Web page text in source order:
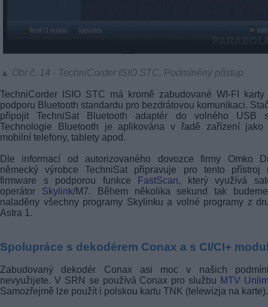
▲ Obr č. 14 - TechniCorder ISIO STC, Podmíněný přístup
TechniCorder ISIO STC má kromě zabudované WI-FI karty
podporu Bluetooth standardu pro bezdrátovou komunikaci.
připojit TechniSat Bluetooth adaptér do volného USB
Technologie Bluetooth je aplikována v řadě zařízení jako
mobilní telefony, tablety apod.
Dle informací od autorizovaného dovozce firmy Omko
německý výrobce TechniSat připravuje pro tento přístroj
firmware s podporou funkce
FastScan, který využívá
operátor Skylink/M7. Během několika sekund tak
naladěny všechny programy Skylinku a volné programy z
Astra 1.
Spolupráce s dekodérem Conax a s CI/CI+
Zabudovaný dekodér Conax asi moc v našich
nevyužijete. V SRN se používá Conax pro službu MTV
Samozřejmě lze použít i polskou kartu TNK (telewizja na karte).